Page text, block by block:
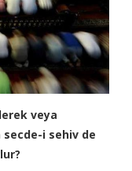
veya
i sehiv de